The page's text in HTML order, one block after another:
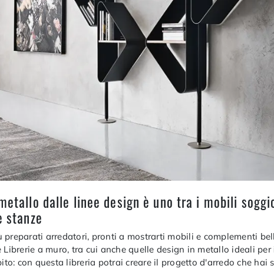
dalle linee design è uno tra i mobili
stanze
arredatori, pronti a mostrarti mobili e complementi
a muro, tra cui anche quelle design in metallo ideali
con questa libreria potrai creare il progetto d'arredo che